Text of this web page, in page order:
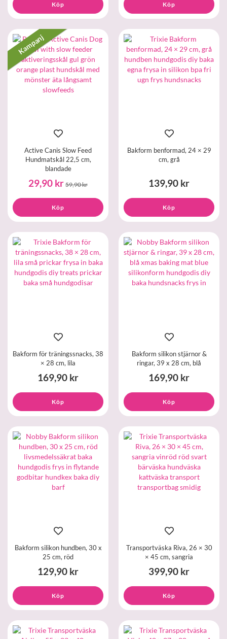
Köp Köp
Kampanj
Active Canis Slow Feed
Hundmatskål 22,5 cm,
blandade
29,90 kr 59,90 kr
Köp
Bakform benformad, 24 × 29
cm, grå
139,90 kr
Köp
Bakform för träningssnacks, 38
× 28 cm, lila
169,90 kr
Köp
Bakform silikon stjärnor &
ringar, 39 x 28 cm, blå
169,90 kr
Köp
Bakform silikon hundben, 30 x
25 cm, röd
129,90 kr
Köp
Transportväska Riva, 26 × 30
× 45 cm, sangria
399,90 kr
Köp